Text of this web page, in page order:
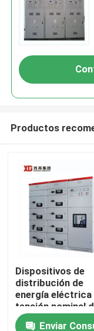
Productos
Sobre nosotros
Productos
Dispositivos de
distribución de
energía eléctrica
tensión nominal
hasta 17,5 KV
Enviar